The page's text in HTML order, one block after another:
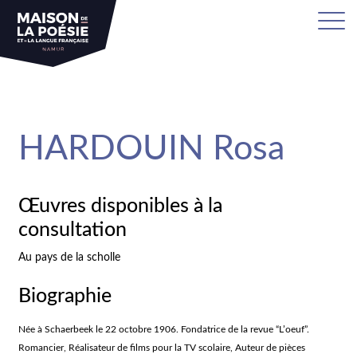
HARDOUIN Rosa
Œuvres disponibles à la
consultation
Au pays de la scholle
Biographie
Née à Schaerbeek le 22 octobre 1906. Fondatrice de la revue “L’oeuf”.
Romancier, Réalisateur de films pour la TV scolaire, Auteur de pièces